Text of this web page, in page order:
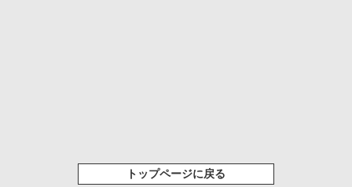
トップページに戻る